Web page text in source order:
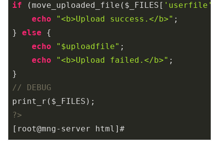
if (move_uploaded_file($_FILES[ 'userfile'
echo
"<b>Upload success.</b>" ;
} else {
echo
"$uploadfile" ;
echo
"<b>Upload failed.</b>" ;
// DEBUG
?>
[root@mng-server html]#